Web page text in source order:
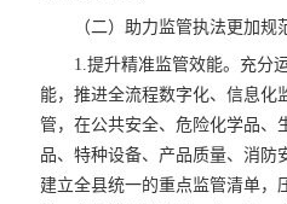
（二）助力监管执法更加规
1.提升精准监管效能。充分
能，推进全流程数字化、信息化
管，在公共安全、危险化学品、
品、特种设备、产品质量、消防
建立全县统一的重点监管清单，